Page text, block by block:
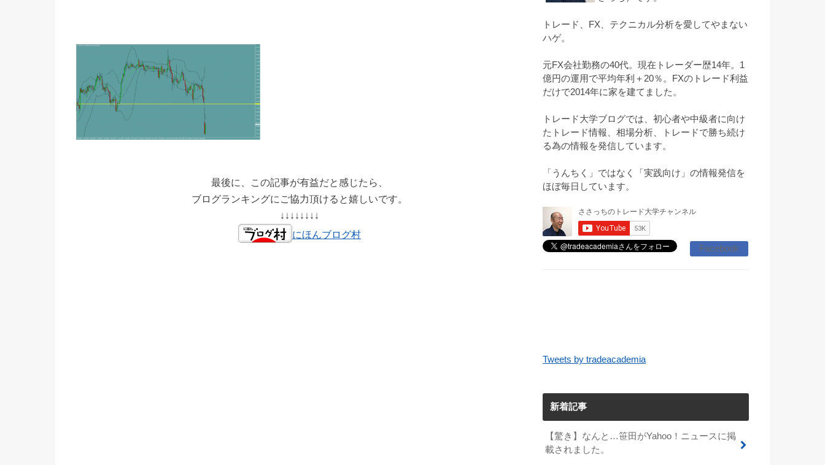
最後に、この記事が有益だと感じたら、
ブログランキングにご協力頂けると嬉しいです。
↓↓↓↓↓↓↓↓
にほんブログ村
トレード、FX、テクニカル分析を愛してやまない
ハゲ。
元FX会社勤務の40代。現在トレーダー歴14年。1
億円の運用で平均年利＋20％。FXのトレード利益
だけで2014年に家を建てました。
トレード大学ブログでは、初心者や中級者に向け
たトレード情報、相場分析、トレードで勝ち続け
る為の情報を発信しています。
「うんちく」ではなく「実践向け」の情報発信を
ほぼ毎日しています。
Facebook
Tweets by tradeacademia
新着記事
【驚き】なんと…笹田がYahoo！ニュースに掲
載されました。